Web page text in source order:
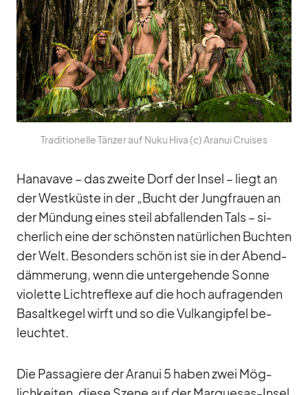
Tra­di­tio­nelle Tän­zer auf Nuku Hiva (c) Ara­nui Crui­ses
Hana­vave – das zweite Dorf der In­sel – liegt an
der West­küste in der „Bucht der Jung­frauen an
der Mün­dung ei­nes steil ab­fal­len­den Tals – si­
cher­lich eine der schöns­ten na­tür­li­chen Buch­ten
der Welt. Be­son­ders schön ist sie in der Abend­
däm­me­rung, wenn die un­ter­ge­hende Sonne
vio­lette Licht­re­flexe auf die hoch auf­ra­gen­den
Ba­salt­ke­gel wirft und so die Vul­kan­gip­fel be­
leuch­tet.
Die Pas­sa­giere der Ara­nui 5 ha­ben zwei Mög­